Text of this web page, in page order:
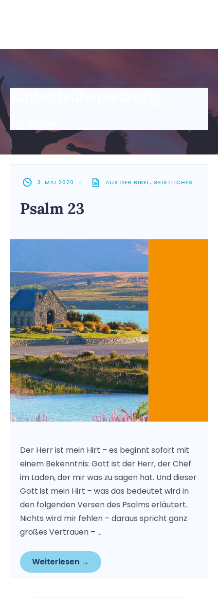
3. MAI 2020 • AUS DER BIBEL, GEISTLICHES
Psalm 23
Der Herr ist mein Hirt – es beginnt sofort mit
einem Bekenntnis: Gott ist der Herr, der Chef
im Laden, der mir was zu sagen hat. Und dieser
Gott ist mein Hirt – was das bedeutet wird in
den folgenden Versen des Psalms erläutert.
Nichts wird mir fehlen – daraus spricht ganz
großes Vertrauen – …
Weiterlesen →